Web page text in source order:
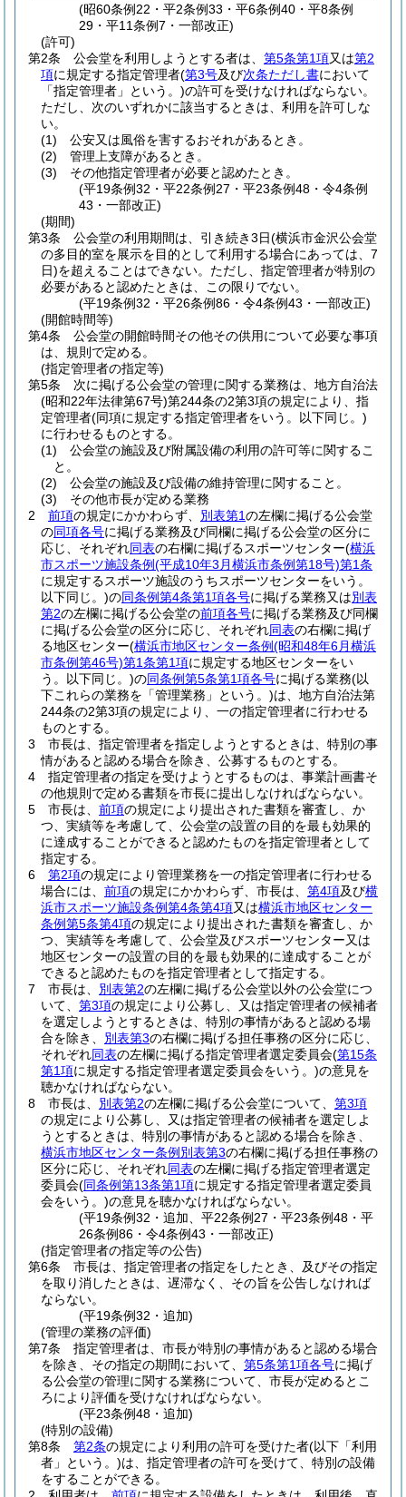
(昭60条例22・平2条例33・平6条例40・平8条例
29・平11条例7・一部改正)
(許可)
第2条
公会堂を利用しようとする者は、 第5条第1項又は第2
項に規定する指定管理者(第3号及び次条ただし書において
「指定管理者」という。)の許可を受けなければならない。
ただし、次のいずれかに該当するときは、利用を許可しな
い。
(1)
公安又は風俗を害するおそれがあるとき。
(2)
管理上支障があるとき。
(3)
その他指定管理者が必要と認めたとき。
(平19条例32・平22条例27・平23条例48・令4条例
43・一部改正)
(期間)
第3条
公会堂の利用期間は、引き続き3日(横浜市金沢公会堂
の多目的室を展示を目的として利用する場合にあっては、7
日)を超えることはできない。 ただし、指定管理者が特別の
必要があると認めたときは、この限りでない。
(平19条例32・平26条例86・令4条例43・一部改正)
(開館時間等)
第4条
公会堂の開館時間その他その供用について必要な事項
は、規則で定める。
(指定管理者の指定等)
第5条
次に掲げる公会堂の管理に関する業務は、地方自治法
(昭和22年法律第67号)第244条の2第3項の規定により、指
定管理者(同項に規定する指定管理者をいう。以下同じ。)
に行わせるものとする。
(1)
公会堂の施設及び附属設備の利用の許可等に関するこ
と。
(2)
公会堂の施設及び設備の維持管理に関すること。
(3)
その他市長が定める業務
2
前項の規定にかかわらず、 別表第1の左欄に掲げる公会堂
の同項各号に掲げる業務及び同欄に掲げる公会堂の区分に
応じ、それぞれ同表の右欄に掲げるスポーツセンター(横浜
市スポーツ施設条例(平成10年3月横浜市条例第18号)第1条
に規定するスポーツ施設のうちスポーツセンターをいう。
以下同じ。)の同条例第4条第1項各号に掲げる業務又は別表
第2の左欄に掲げる公会堂の前項各号に掲げる業務及び同欄
に掲げる公会堂の区分に応じ、それぞれ同表の右欄に掲げ
る地区センター(横浜市地区センター条例(昭和48年6月横浜
市条例第46号)第1条第1項に規定する地区センターをい
う。以下同じ。)の同条例第5条第1項各号に掲げる業務(以
下これらの業務を「管理業務」という。)は、地方自治法第
244条の2第3項の規定により、一の指定管理者に行わせる
ものとする。
3
市長は、指定管理者を指定しようとするときは、特別の事
情があると認める場合を除き、公募するものとする。
4
指定管理者の指定を受けようとするものは、事業計画書そ
の他規則で定める書類を市長に提出しなければならない。
5
市長は、 前項の規定により提出された書類を審査し、か
つ、実績等を考慮して、公会堂の設置の目的を最も効果的
に達成することができると認めたものを指定管理者として
指定する。
6
第2項の規定により管理業務を一の指定管理者に行わせる
場合には、 前項の規定にかかわらず、市長は、 第4項及び横
浜市スポーツ施設条例第4条第4項又は横浜市地区センター
条例第5条第4項の規定により提出された書類を審査し、か
つ、実績等を考慮して、公会堂及びスポーツセンター又は
地区センターの設置の目的を最も効果的に達成することが
できると認めたものを指定管理者として指定する。
7
市長は、 別表第2の左欄に掲げる公会堂以外の公会堂につ
いて、 第3項の規定により公募し、又は指定管理者の候補者
を選定しようとするときは、特別の事情があると認める場
合を除き、 別表第3の右欄に掲げる担任事務の区分に応じ、
それぞれ同表の左欄に掲げる指定管理者選定委員会(第15条
第1項に規定する指定管理者選定委員会をいう。)の意見を
聴かなければならない。
8
市長は、 別表第2の左欄に掲げる公会堂について、 第3項
の規定により公募し、又は指定管理者の候補者を選定しよ
うとするときは、特別の事情があると認める場合を除き、
横浜市地区センター条例別表第3の右欄に掲げる担任事務の
区分に応じ、それぞれ同表の左欄に掲げる指定管理者選定
委員会(同条例第13条第1項に規定する指定管理者選定委員
会をいう。)の意見を聴かなければならない。
(平19条例32・追加、平22条例27・平23条例48・平
26条例86・令4条例43・一部改正)
(指定管理者の指定等の公告)
第6条
市長は、指定管理者の指定をしたとき、及びその指定
を取り消したときは、遅滞なく、その旨を公告しなければ
ならない。
(平19条例32・追加)
(管理の業務の評価)
第7条
指定管理者は、市長が特別の事情があると認める場合
を除き、その指定の期間において、 第5条第1項各号に掲げ
る公会堂の管理に関する業務について、市長が定めるとこ
ろにより評価を受けなければならない。
(平23条例48・追加)
(特別の設備)
第8条
第2条の規定により利用の許可を受けた者(以下「利用
者」という。)は、指定管理者の許可を受けて、特別の設備
をすることができる。